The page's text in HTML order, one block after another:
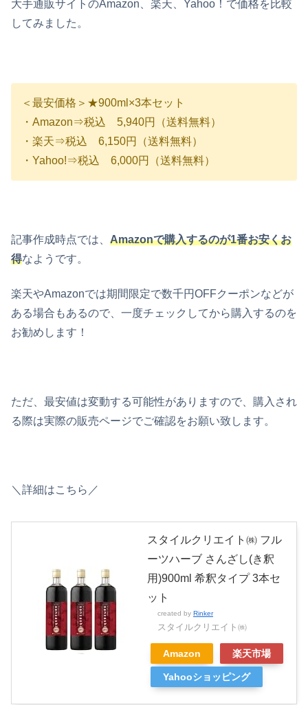
大手通販サイトのAmazon、楽天、Yahoo！で価格を比較
してみました。
＜最安価格＞★900ml×3本セット
・Amazon⇒税込 5,940円（送料無料）
・楽天⇒税込 6,150円（送料無料）
・Yahoo!⇒税込 6,000円（送料無料）
記事作成時点では、 Amazonで購入するのが1番お安くお
得なようです。
楽天やAmazonでは期間限定で数千円OFFクーポンなどが
ある場合もあるので、一度チェックしてから購入するのを
お勧めします！
ただ、最安値は変動する可能性がありますので、購入され
る際は実際の販売ページでご確認をお願い致します。
＼詳細はこちら／
スタイルクリエイト㈱ フル
ーツハーブ さんざし(き釈
用)900ml 希釈タイプ 3本セ
ット
created by Rinker
スタイルクリエイト㈱
Amazon 楽天市場
Yahooショッピング